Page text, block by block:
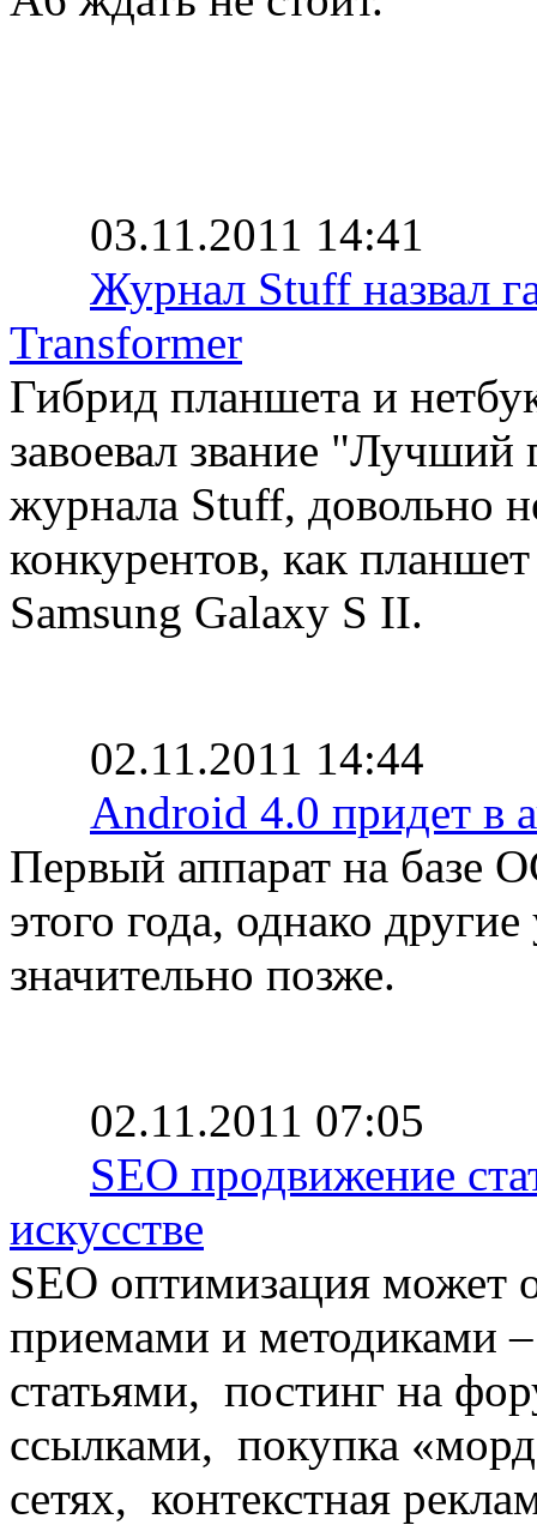
03.11.2011 14:41
Журнал Stuff назвал
Transformer
Гибрид планшета и
завоевал звание "Лучший
журнала Stuff, довольно
конкурентов, как
Samsung Galaxy S II.
02.11.2011 14:44
Android 4.0 придет в
Первый аппарат на базе
этого года, однако
значительно позже.
02.11.2011 07:05
SEO продвижение
искусстве
SEO оптимизация может
приемами и методиками
статьями, постинг на
ссылками, покупка
сетях, контекстная